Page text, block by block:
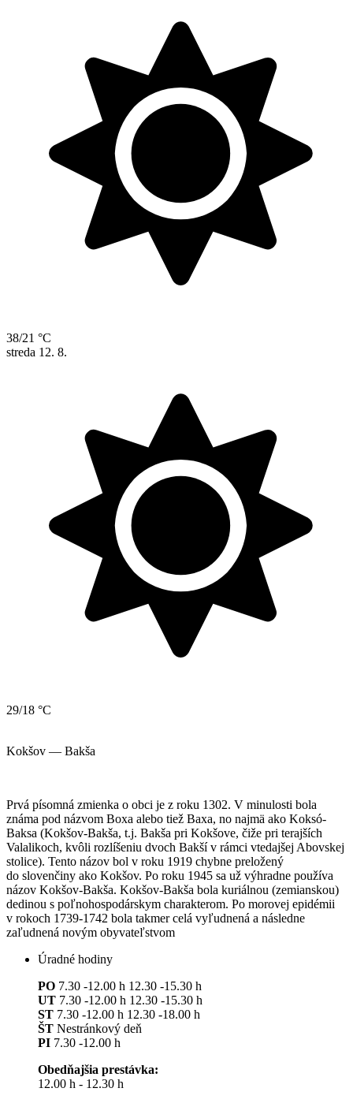
38/21 °C
streda 12. 8.
29/18 °C
Kokšov — Bakša
Prvá písomná zmienka o obci je z roku 1302. V minulosti bola
známa pod názvom Boxa alebo tiež Baxa, no najmä ako Koksó-
Baksa (Kokšov-Bakša, t.j. Bakša pri Kokšove, čiže pri terajších
Valalikoch, kvôli rozlíšeniu dvoch Bakší v rámci vtedajšej Abovskej
stolice). Tento názov bol v roku 1919 chybne preložený
do slovenčiny ako Kokšov. Po roku 1945 sa už výhradne používa
názov Kokšov-Bakša. Kokšov-Bakša bola kuriálnou (zemianskou)
dedinou s poľnohospodárskym charakterom. Po morovej epidémii
v rokoch 1739-1742 bola takmer celá vyľudnená a následne
zaľudnená novým obyvateľstvom
Úradné hodiny
PO 7.30 -12.00 h 12.30 -15.30 h
UT 7.30 -12.00 h 12.30 -15.30 h
ST 7.30 -12.00 h 12.30 -18.00 h
ŠT Nestránkový deň
PI 7.30 -12.00 h
Obedňajšia prestávka:
12.00 h - 12.30 h